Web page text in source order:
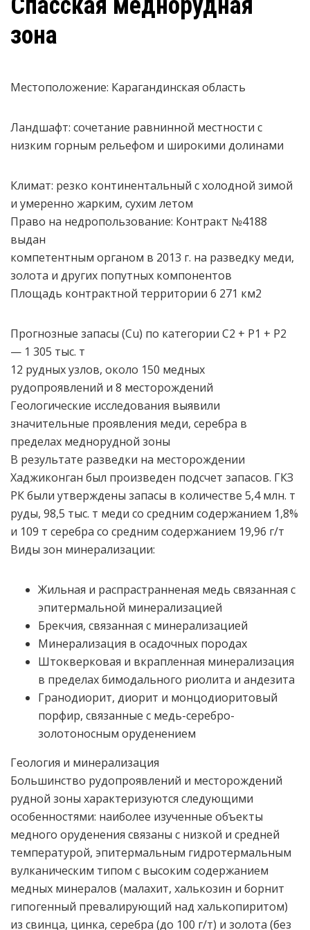
зона
Местоположение: Карагандинская область
Ландшафт: cочетание равнинной местности с
низким горным рельефом и широкими долинами
Климат: резко континентальный с холодной зимой
и умеренно жарким, сухим летом
Право на недропользование: Контракт №4188
выдан
компетентным органом в 2013 г. на разведку меди,
золота и других попутных компонентов
Площадь контрактной территории 6 271 км2
Прогнозные запасы (Cu) по категории C2 + P1 + P2
— 1 305 тыс. т
12 рудных узлов, около 150 медных
рудопроявлений и 8 месторождений
Геологические исследования выявили
значительные проявления меди, серебра в
пределах меднорудной зоны
В результате разведки на месторождении
Хаджиконган был произведен подсчет запасов. ГКЗ
РК были утверждены запасы в количестве 5,4 млн. т
руды, 98,5 тыс. т меди со средним содержанием 1,8%
и 109 т серебра со средним содержанием 19,96 г/т
Виды зон минерализации:
Жильная и распрастранненая медь связанная с
эпитермальной минерализацией
Брекчия, связанная с минерализацией
Минерализация в осадочных породах
Штокверковая и вкрапленная минерализация
в пределах бимодального риолита и андезита
Гранодиорит, диорит и монцодиоритовый
порфир, связанные с медь-серебро-
золотоносным оруденением
Геология и минерализация
Большинство рудопроявлений и месторождений
рудной зоны характеризуются следующими
особенностями: наиболее изученные объекты
медного оруденения связаны с низкой и средней
температурой, эпитермальным гидротермальным
вулканическим типом с высоким содержанием
медных минералов (малахит, халькозин и борнит
гипогенный превалирующий над халькопиритом)
из свинца, цинка, серебра (до 100 г/т) и золота (без